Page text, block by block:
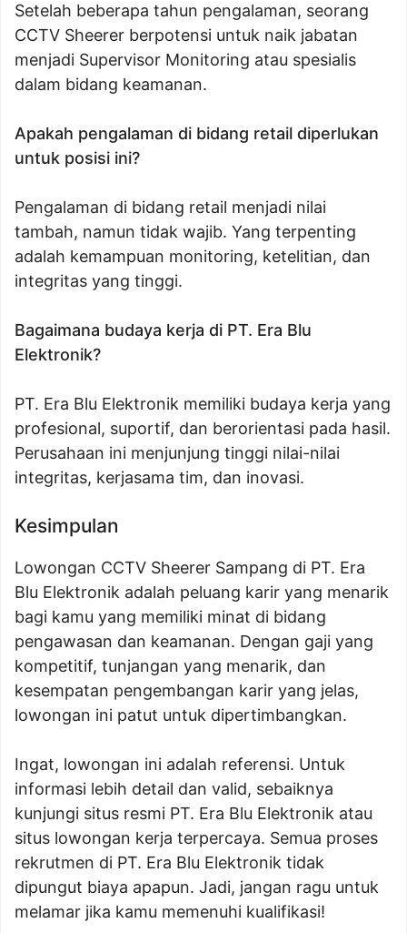
Setelah beberapa tahun pengalaman, seorang
CCTV Sheerer berpotensi untuk naik jabatan
menjadi Supervisor Monitoring atau spesialis
dalam bidang keamanan.
Apakah pengalaman di bidang retail diperlukan
untuk posisi ini?
Pengalaman di bidang retail menjadi nilai
tambah, namun tidak wajib. Yang terpenting
adalah kemampuan monitoring, ketelitian, dan
integritas yang tinggi.
Bagaimana budaya kerja di PT. Era Blu
Elektronik?
PT. Era Blu Elektronik memiliki budaya kerja yang
profesional, suportif, dan berorientasi pada hasil.
Perusahaan ini menjunjung tinggi nilai-nilai
integritas, kerjasama tim, dan inovasi.
Kesimpulan
Lowongan CCTV Sheerer Sampang di PT. Era
Blu Elektronik adalah peluang karir yang menarik
bagi kamu yang memiliki minat di bidang
pengawasan dan keamanan. Dengan gaji yang
kompetitif, tunjangan yang menarik, dan
kesempatan pengembangan karir yang jelas,
lowongan ini patut untuk dipertimbangkan.
Ingat, lowongan ini adalah referensi. Untuk
informasi lebih detail dan valid, sebaiknya
kunjungi situs resmi PT. Era Blu Elektronik atau
situs lowongan kerja terpercaya. Semua proses
rekrutmen di PT. Era Blu Elektronik tidak
dipungut biaya apapun. Jadi, jangan ragu untuk
melamar jika kamu memenuhi kualifikasi!